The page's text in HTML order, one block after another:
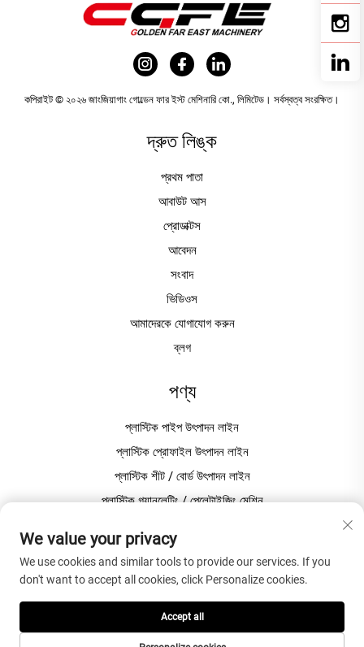
কপিরাইট © ২০২৬ জাংজিয়াগাং গোল্ডেন ফার ইস্ট মেশিনারি কো., লিমিটেড। সর্বস্বত্ব সংরক্ষিত।
দ্রুত লিঙ্ক
প্রথম পাতা
আবাউট আস
প্রোডাক্টস
আবেদন
সংবাদ
ভিডিওস
আমাদেরকে যোগাযোগ করুন
ব্লগ
পণ্য
প্লাস্টিক পাইপ উৎপাদন লাইন
প্লাস্টিক প্রোফাইল উৎপাদন লাইন
প্লাস্টিক শীট / বোর্ড উৎপাদন লাইন
প্লাস্টিক গ্র্যানুলেটিং / পেলেটাইজিং মেশিন
কোম্পানি সম্পর্কে
গোপনীয়তা নীতি
We value your privacy
We use cookies and similar tools to provide our services. If you
don't want to accept all cookies, click Personalize cookies.
Accept all